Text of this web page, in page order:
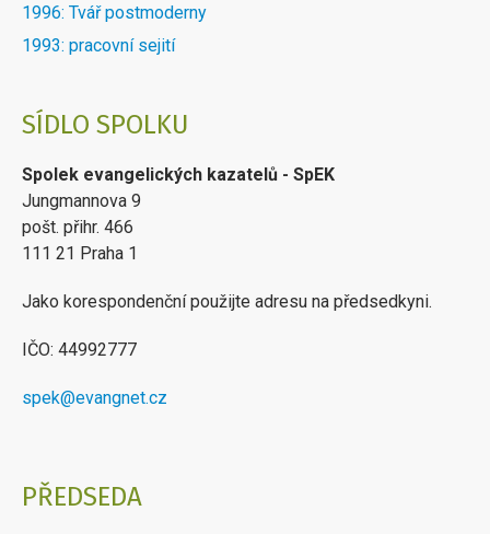
1996: Tvář postmoderny
1993: pracovní sejití
SÍDLO SPOLKU
Spolek evangelických kazatelů - SpEK
Jungmannova 9
pošt. přihr. 466
111 21 Praha 1
Jako korespondenční použijte adresu na předsedkyni.
IČO: 44992777
spek@evangnet.cz
PŘEDSEDA